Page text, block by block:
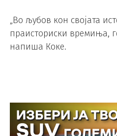
„Во љубов кон својата
праисториски времиња,
напиша Коке.